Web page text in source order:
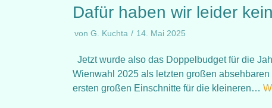
Dafür haben wir leider
von G. Kuchta 14. Mai 2025
Jetzt wurde also das Doppelbudget für die
Wienwahl 2025 als letzten großen
ersten großen Einschnitte für die kleineren…